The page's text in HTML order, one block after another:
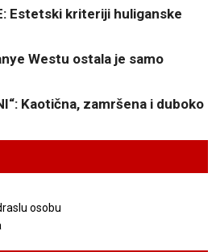
Estetski kriteriji huliganske
Westu ostala je samo
Kaotična, zamršena i duboko
osobu